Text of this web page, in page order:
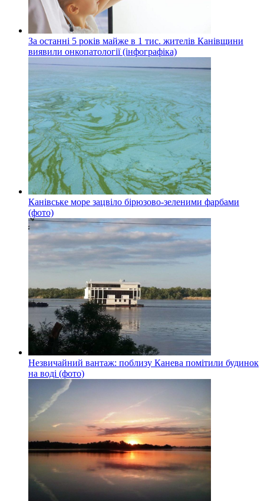
За останні 5 років майже в 1 тис. жителів Канівщини
виявили онкопатології (інфографіка)
Канівське море зацвіло бірюзово-зеленими фарбами
(фото)
Незвичайний вантаж: поблизу Канева помітили будинок
на воді (фото)